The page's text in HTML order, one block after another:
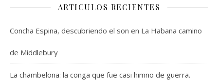
ARTICULOS RECIENTES
Concha Espina, descubriendo el son en La Habana camino
de Middlebury
La chambelona: la conga que fue casi himno de guerra.